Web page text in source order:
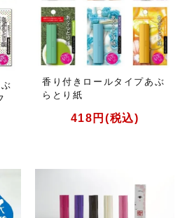
香り付きロールタイプあぶ
らとり紙
418円(税込)